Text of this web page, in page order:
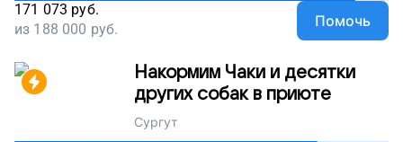
171 073 руб.
из 188 000 руб. Помочь
Накормим Чаки и десятки
других собак в приюте
Сургут